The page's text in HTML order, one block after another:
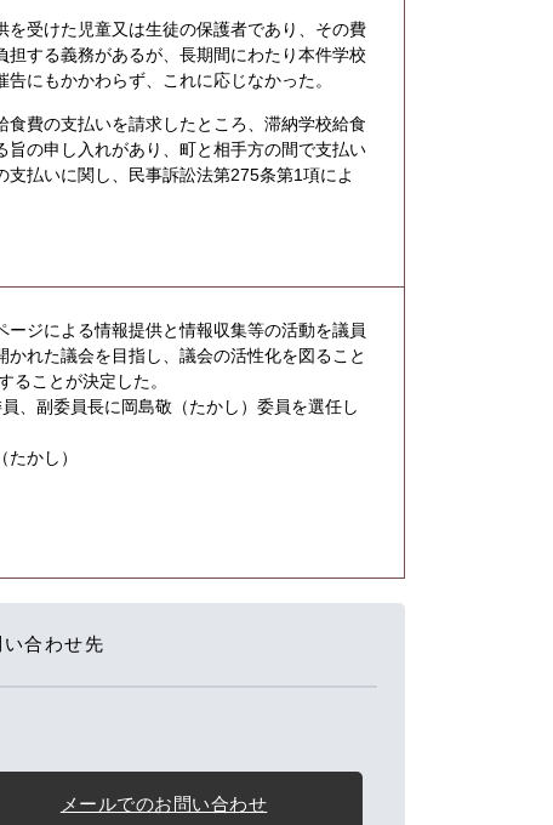
受けた児童又は生徒の保護者であり、その費
する義務があるが、長期間にわたり本件学校
にもかかわらず、これに応じなかった。
費の支払いを請求したところ、滞納学校給食
の申し入れがあり、町と相手方の間で支払い
払いに関し、民事訴訟法第275条第1項によ
ジによる情報提供と情報収集等の活動を議員
れた議会を目指し、議会の活性化を図ること
ることが決定した。
、副委員長に岡島敬（たかし）委員を選任し
かし）
合わせ先
メールでのお問い合わせ